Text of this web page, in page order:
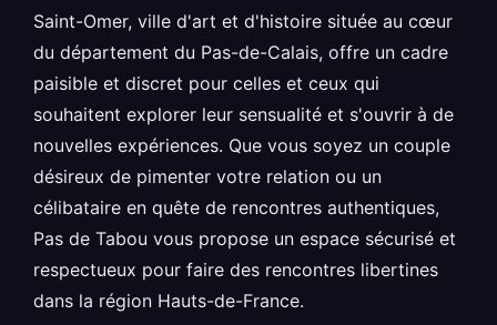
Saint-Omer, ville d'art et d'histoire située au cœur
du département du Pas-de-Calais, offre un cadre
paisible et discret pour celles et ceux qui
souhaitent explorer leur sensualité et s'ouvrir à de
nouvelles expériences. Que vous soyez un couple
désireux de pimenter votre relation ou un
célibataire en quête de rencontres authentiques,
Pas de Tabou vous propose un espace sécurisé et
respectueux pour faire des rencontres libertines
dans la région Hauts-de-France.